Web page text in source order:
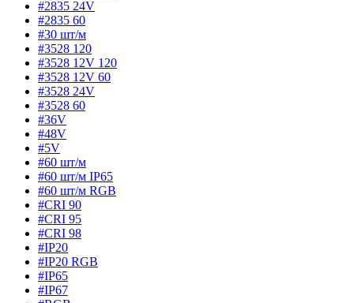
#2835 24V
#2835 60
#30 шт/м
#3528 120
#3528 12V 120
#3528 12V 60
#3528 24V
#3528 60
#36V
#48V
#5V
#60 шт/м
#60 шт/м IP65
#60 шт/м RGB
#CRI 90
#CRI 95
#CRI 98
#IP20
#IP20 RGB
#IP65
#IP67